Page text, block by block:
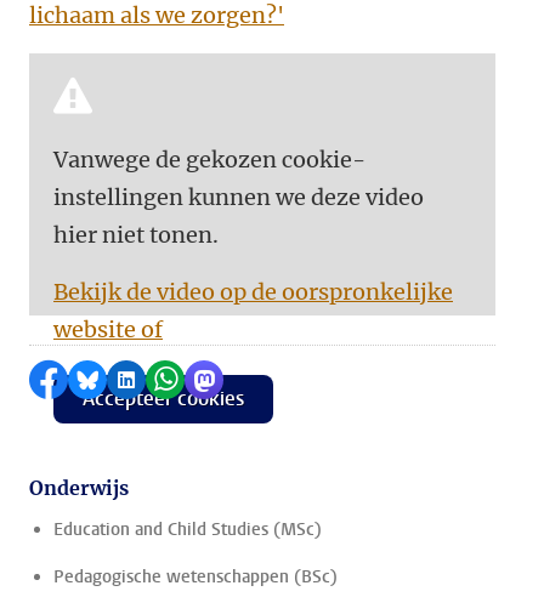
lichaam als we zorgen?'
Vanwege de gekozen cookie-
instellingen kunnen we deze video
hier niet tonen.
Bekijk de video op de oorspronkelijke
website of
Accepteer cookies
Delen op Facebook
Delen via Bluesky
Delen op LinkedIn
Delen via WhatsApp
Delen via Mastodon
Onderwijs
Education and Child Studies (MSc)
Pedagogische wetenschappen (BSc)